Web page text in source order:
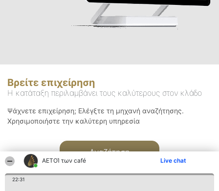
ΑΕΤΟΊ των café Live chat
22:31
Βρείτε επιχείρηση
Η κατάταξη περιλαμβάνει τους καλύτερους στον κλάδο
Ψάχνετε επιχείρηση; Ελέγξτε τη μηχανή αναζήτησης.
Χρησιμοποιήστε την καλύτερη υπηρεσία
Αναζήτηση